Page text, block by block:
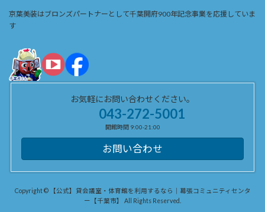
京葉美装はブロンズパートナーとして千葉開府900年記念事業を応援していま
す
お気軽にお問い合わせください。
043-272-5001
開館時間 9:00-21:00
お問い合わせ
Copyright © 【公式】貸会議室・体育館を利用するなら｜幕張コミュニティセンタ
ー【千葉市】 All Rights Reserved.